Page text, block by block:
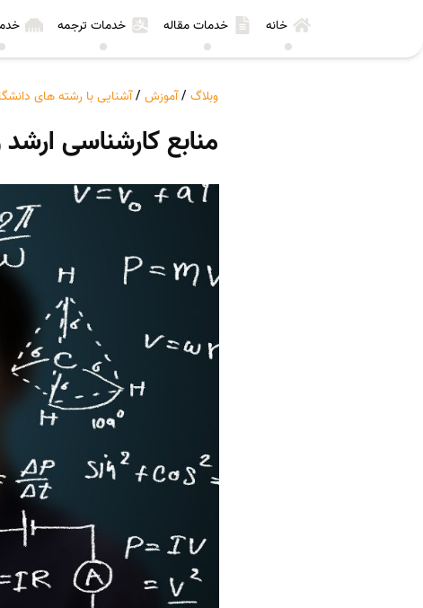
خانه خدمات مقاله خدمات ترجمه
وبلاگ /آموزش /آشنایی با رشته های
منابع کارشناسی